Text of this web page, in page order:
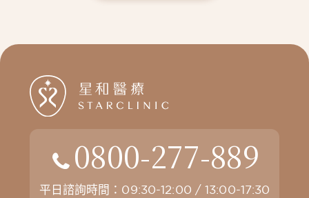
0800-277-889
平日諮詢時間：09:30-12:00 / 13:00-17:30